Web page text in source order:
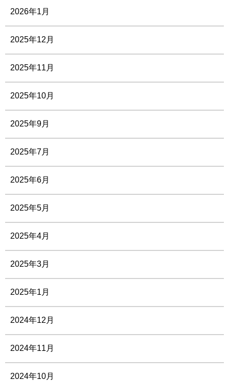
2026年1月
2025年12月
2025年11月
2025年10月
2025年9月
2025年7月
2025年6月
2025年5月
2025年4月
2025年3月
2025年1月
2024年12月
2024年11月
2024年10月